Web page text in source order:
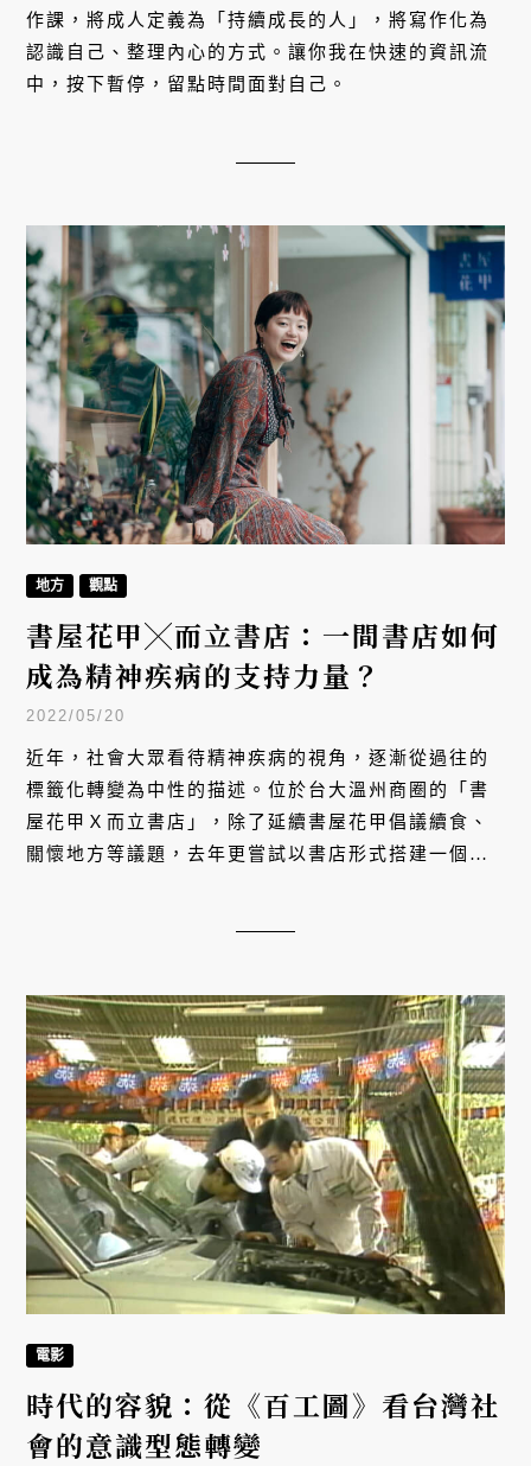
作課，將成人定義為「持續成長的人」，將寫作化為
認識自己、整理內心的方式。讓你我在快速的資訊流
中，按下暫停，留點時間面對自己。
地方 觀點
書屋花甲╳而立書店：一間書店如何
成為精神疾病的支持力量？
2022/05/20
近年，社會大眾看待精神疾病的視角，逐漸從過往的
標籤化轉變為中性的描述。位於台大溫州商圈的「書
屋花甲Ｘ而立書店」，除了延續書屋花甲倡議續食、
關懷地方等議題，去年更嘗試以書店形式搭建一個對
電影
時代的容貌：從《百工圖》看台灣社
會的意識型態轉變